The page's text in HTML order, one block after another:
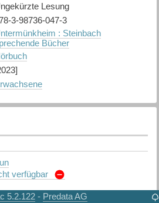
Lesung
3-98736-047-3
: Steinbach
Bücher
verfügbar
5.2.122 - Predata AG